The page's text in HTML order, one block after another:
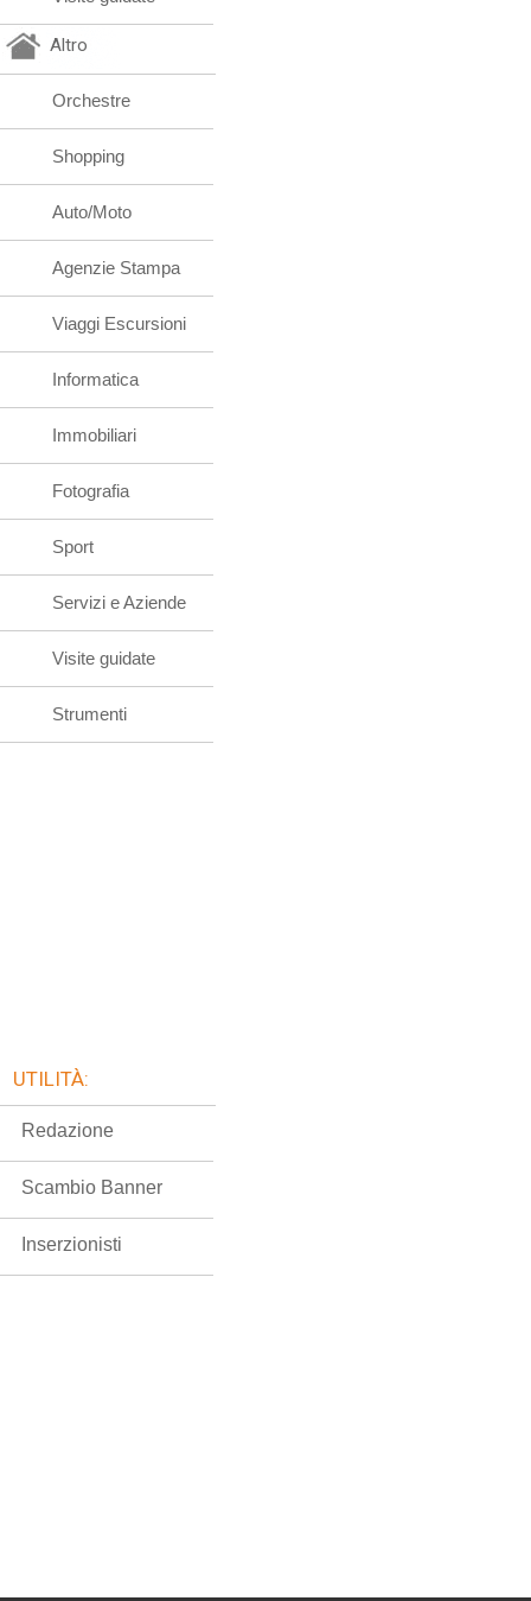
Altro
Orchestre
Shopping
Auto/Moto
Agenzie Stampa
Viaggi Escursioni
Informatica
Immobiliari
Fotografia
Sport
Servizi e Aziende
Visite guidate
Strumenti
UTILITÀ:
Redazione
Scambio Banner
Inserzionisti